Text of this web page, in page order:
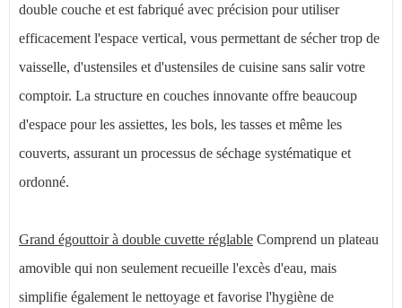
double couche et est fabriqué avec précision pour utiliser
efficacement l'espace vertical, vous permettant de sécher trop de
vaisselle, d'ustensiles et d'ustensiles de cuisine sans salir votre
comptoir. La structure en couches innovante offre beaucoup
d'espace pour les assiettes, les bols, les tasses et même les
couverts, assurant un processus de séchage systématique et
ordonné.
Grand égouttoir à double cuvette réglable Comprend un plateau
amovible qui non seulement recueille l'excès d'eau, mais
simplifie également le nettoyage et favorise l'hygiène de